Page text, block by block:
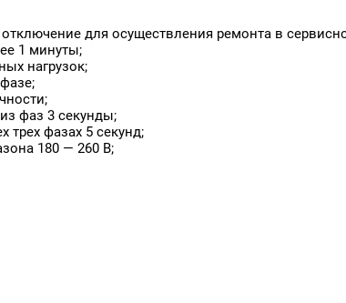
для осуществления ремонта в
1 минуты;
нагрузок;
фаз 3 секунды;
трех фазах 5 секунд;
180 — 260 В;